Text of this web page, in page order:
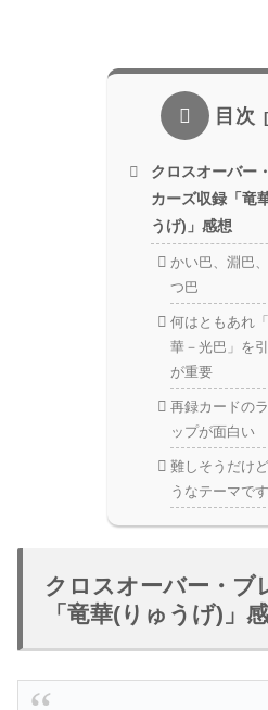
目次
クロスオーバー
カーズ収録「竜
うげ)」感想
かい巴、淵巴
つ巴
何はともあれ
華－光巴」を
が重要
再録カードの
ップが面白い
難しそうだけ
うなテーマです
クロスオーバー・ブ
「竜華(りゅうげ)」